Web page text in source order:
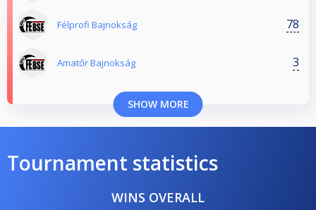
Félprofi Bajnokság 78
Amatőr Bajnokság 3
SHOW MORE
Tournament statistics
WINS OVERALL